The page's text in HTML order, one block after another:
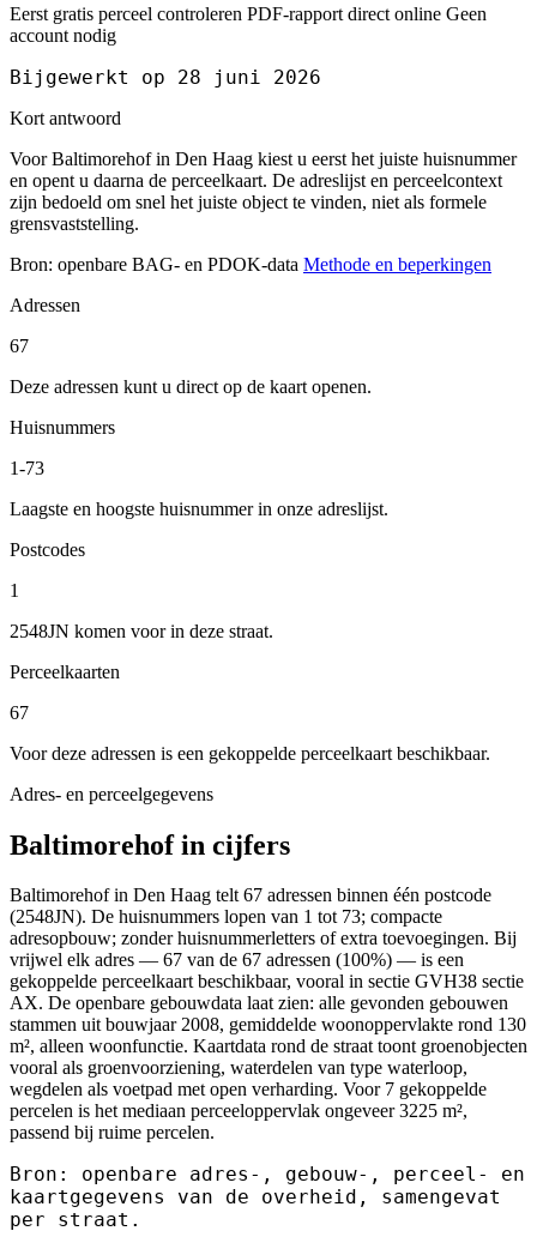
Eerst gratis perceel controleren PDF-rapport direct online Geen
account nodig
Bijgewerkt op 28 juni 2026
Kort antwoord
Voor Baltimorehof in Den Haag kiest u eerst het juiste huisnummer
en opent u daarna de perceelkaart. De adreslijst en perceelcontext
zijn bedoeld om snel het juiste object te vinden, niet als formele
grensvaststelling.
Bron: openbare BAG- en PDOK-data Methode en beperkingen
Adressen
67
Deze adressen kunt u direct op de kaart openen.
Huisnummers
1-73
Laagste en hoogste huisnummer in onze adreslijst.
Postcodes
1
2548JN komen voor in deze straat.
Perceelkaarten
67
Voor deze adressen is een gekoppelde perceelkaart beschikbaar.
Adres- en perceelgegevens
Baltimorehof in cijfers
Baltimorehof in Den Haag telt 67 adressen binnen één postcode
(2548JN). De huisnummers lopen van 1 tot 73; compacte
adresopbouw; zonder huisnummerletters of extra toevoegingen. Bij
vrijwel elk adres — 67 van de 67 adressen (100%) — is een
gekoppelde perceelkaart beschikbaar, vooral in sectie GVH38 sectie
AX. De openbare gebouwdata laat zien: alle gevonden gebouwen
stammen uit bouwjaar 2008, gemiddelde woonoppervlakte rond 130
m², alleen woonfunctie. Kaartdata rond de straat toont groenobjecten
vooral als groenvoorziening, waterdelen van type waterloop,
wegdelen als voetpad met open verharding. Voor 7 gekoppelde
percelen is het mediaan perceeloppervlak ongeveer 3225 m²,
passend bij ruime percelen.
Bron: openbare adres-, gebouw-, perceel- en
kaartgegevens van de overheid, samengevat
per straat.